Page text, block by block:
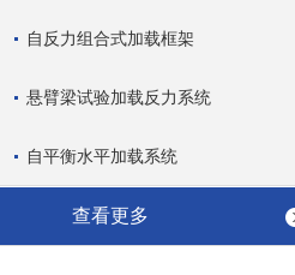
自反力组合式加载框架
悬臂梁试验加载反力系统
自平衡水平加载系统
查看更多